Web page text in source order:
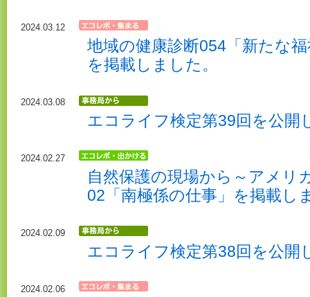
2024.03.12
地域の健康診断054「新たな
を掲載しました。
2024.03.08
エコライフ検定第39回を公開
2024.02.27
自然保護の現場から～アメリ
02「南極係の仕事」を掲載し
2024.02.09
エコライフ検定第38回を公開
2024.02.06